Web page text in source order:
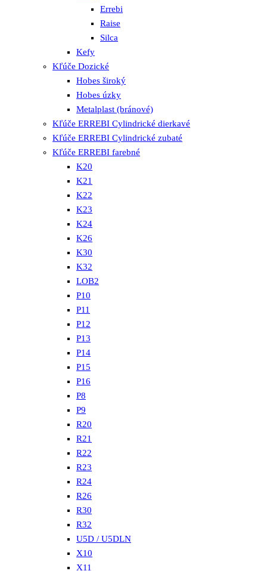
Errebi
Raise
Silca
Kefy
Kľúče Dozické
Hobes široký
Hobes úzky
Metalplast (bránové)
Kľúče ERREBI Cylindrické dierkavé
Kľúče ERREBI Cylindrické zubaté
Kľúče ERREBI farebné
K20
K21
K22
K23
K24
K26
K30
K32
LOB2
P10
P11
P12
P13
P14
P15
P16
P8
P9
R20
R21
R22
R23
R24
R26
R30
R32
U5D / U5DLN
X10
X11